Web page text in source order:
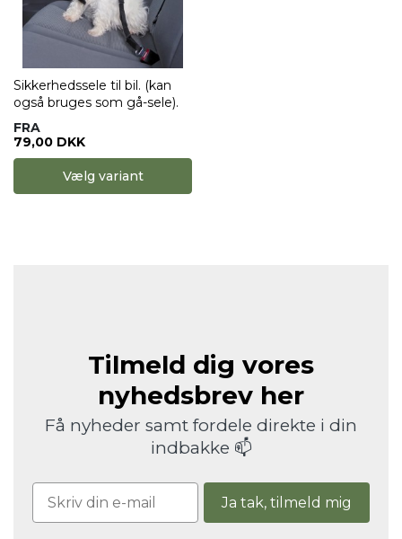
Sikkerhedssele til bil. (kan
også bruges som gå-sele).
FRA
79,00 DKK
Vælg variant
Tilmeld dig vores
nyhedsbrev her
Få nyheder samt fordele direkte i din
indbakke 📫
Ja tak, tilmeld mig